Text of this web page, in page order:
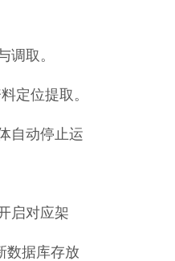
调取。
定位提取。
自动停止运
启对应架
数据库存放